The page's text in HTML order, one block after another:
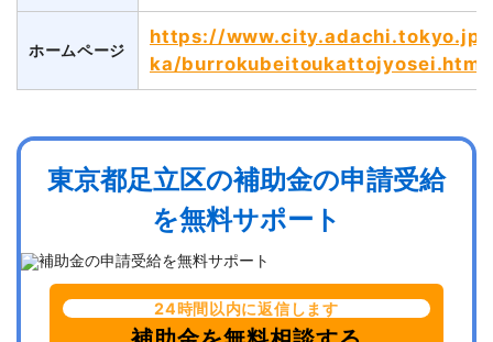
ホームページ
https://
ka/burrokubeitoukattojyosei.html
東京都足立区の補助金の申請受給
を無料サポート
24時間以内に返信します